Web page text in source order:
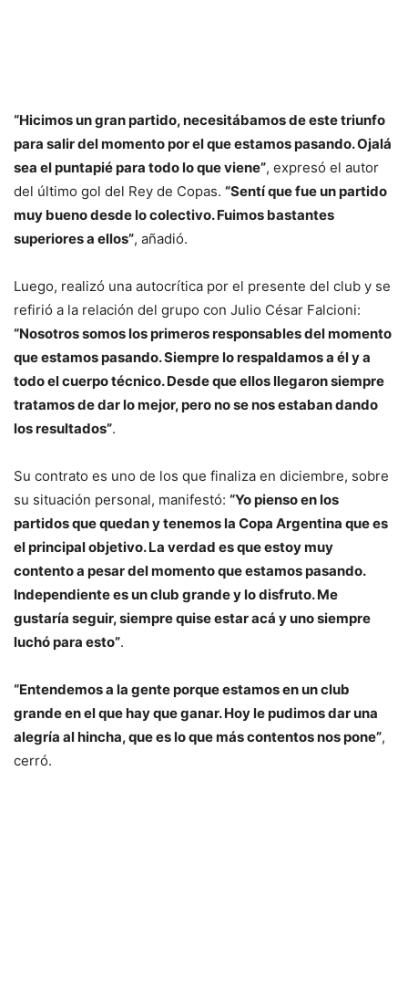
“Hicimos un gran partido, necesitábamos de este triunfo
para salir del momento por el que estamos pasando. Ojalá
sea el puntapié para todo lo que viene”, expresó el autor
del último gol del Rey de Copas. “Sentí que fue un partido
muy bueno desde lo colectivo. Fuimos bastantes
superiores a ellos”, añadió.
Luego, realizó una autocrítica por el presente del club y se
refirió a la relación del grupo con Julio César Falcioni:
“Nosotros somos los primeros responsables del momento
que estamos pasando. Siempre lo respaldamos a él y a
todo el cuerpo técnico. Desde que ellos llegaron siempre
tratamos de dar lo mejor, pero no se nos estaban dando
los resultados”.
Su contrato es uno de los que finaliza en diciembre, sobre
su situación personal, manifestó: “Yo pienso en los
partidos que quedan y tenemos la Copa Argentina que es
el principal objetivo. La verdad es que estoy muy
contento a pesar del momento que estamos pasando.
Independiente es un club grande y lo disfruto. Me
gustaría seguir, siempre quise estar acá y uno siempre
luchó para esto”.
“Entendemos a la gente porque estamos en un club
grande en el que hay que ganar. Hoy le pudimos dar una
alegría al hincha, que es lo que más contentos nos pone”,
cerró.